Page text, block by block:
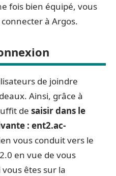
fois bien équipé, vous
à Argos.
de joindre
Ainsi, grâce à
de saisir dans le
: ent2.ac-
vous conduit vers le
en vue de vous
êtes sur la